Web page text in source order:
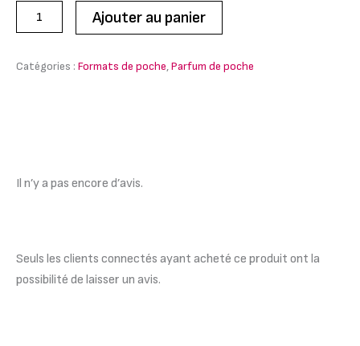
Ajouter au panier
Catégories : Formats de poche,Parfum de poche
Il n’y a pas encore d’avis.
Seuls les clients connectés ayant acheté ce produit ont la
possibilité de laisser un avis.